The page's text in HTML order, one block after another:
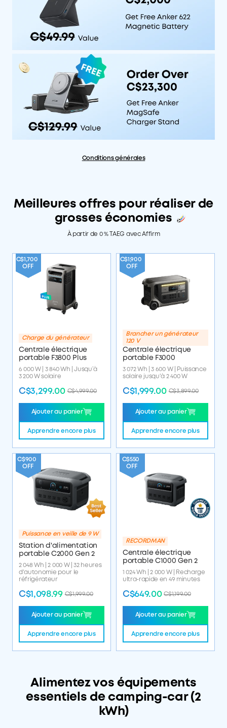
Conditions générales
Meilleures offres pour réaliser de
grosses économies
À partir de 0 % TAEG avec Affirm
C$1,700
OFF
Charge du générateur
Centrale électrique
portable F3800 Plus
6 000 W | 3 840 Wh | Jusqu’à
3 200 W solaire
C$3,299.00 C$4,999.00
Ajouter au panier
Apprendre encore plus
C$1,900
OFF
Brancher un générateur
120 V
Centrale électrique
portable F3000
3 072 Wh | 3 600 W | Puissance
solaire jusqu'à 2 400 W
C$1,999.00 C$3,899.00
Ajouter au panier
Apprendre encore plus
C$900
OFF
Puissance en veille de 9 W
Station d'alimentation
portable C2000 Gen 2
2 048 Wh | 2 000 W | 32 heures
d'autonomie pour le
réfrigérateur
C$1,098.99 C$1,999.00
Ajouter au panier
Apprendre encore plus
C$550
OFF
RECORDMAN
Centrale électrique
portable C1000 Gen 2
1 024 Wh | 2 000 W | Recharge
ultra-rapide en 49 minutes
C$649.00 C$1,199.00
Ajouter au panier
Apprendre encore plus
Alimentez vos équipements
essentiels de camping-car (2
kWh)